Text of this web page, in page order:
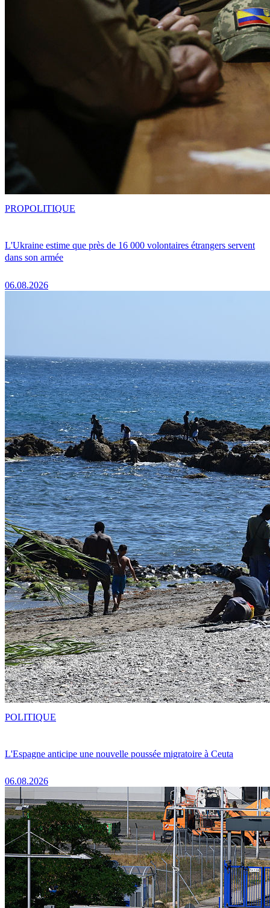
L'Ukraine estime que près de 16 000 volontaires étrangers servent
dans son armée
06.08.2026
PROPOLITIQUE
L'Espagne anticipe une nouvelle poussée migratoire à Ceuta
06.08.2026
POLITIQUE